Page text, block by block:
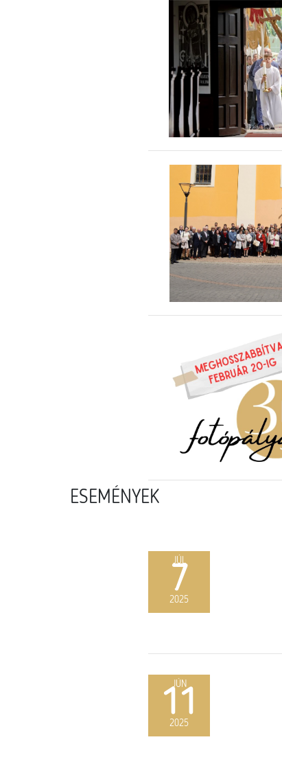
ESEMÉNYEK
JÚL
7
2025
JÚN
11
2025